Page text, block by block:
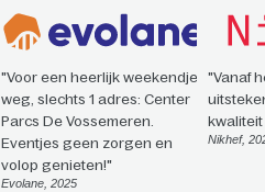
"Voor een heerlijk weekendje
weg, slechts 1 adres: Center
Parcs De Vossemeren.
Eventjes geen zorgen en
volop genieten!"
Evolane, 2025
"Vanaf
Nikhef,